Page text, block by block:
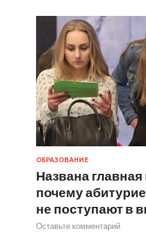
ОБРАЗОВАНИЕ
Названа
почему
не поступают в
Оставьте комментарий